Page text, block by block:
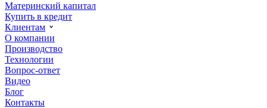
Материнский капитал
Купить в кредит
Клиентам
О компании
Производство
Технологии
Вопрос-ответ
Видео
Блог
Контакты